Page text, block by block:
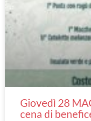
Giovedì 28
cena di